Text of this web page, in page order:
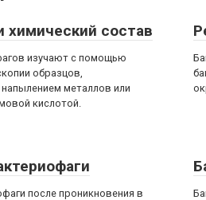
химический состав
изучают с помощью
образцов,
металлов или
кислотой.
после проникновения в